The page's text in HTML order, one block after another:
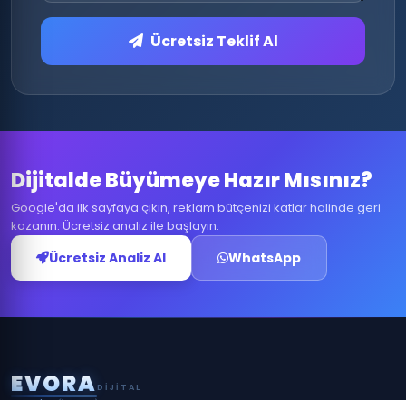
Ücretsiz Teklif Al
Dijitalde Büyümeye Hazır Mısınız?
Google'da ilk sayfaya çıkın, reklam bütçenizi katlar halinde geri
kazanın. Ücretsiz analiz ile başlayın.
Ücretsiz Analiz Al WhatsApp
EVORA DIJITAL